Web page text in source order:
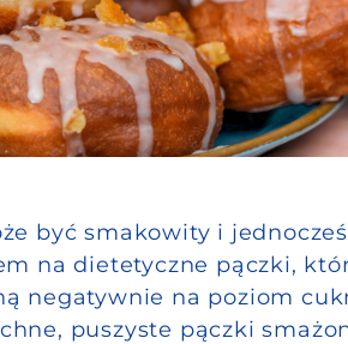
być smakowity i
na dietetyczne pączki,
negatywnie na poziom
puszyste pączki